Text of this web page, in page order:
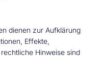
dienen zur Aufklärung
Effekte,
Hinweise sind